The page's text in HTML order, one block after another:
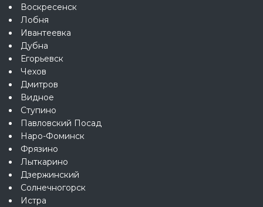
Воскресенск
Лобня
Ивантеевка
Дубна
Егорьевск
Чехов
Дмитров
Видное
Ступино
Павловский Посад
Наро-Фоминск
Фрязино
Лыткарино
Дзержинский
Солнечногорск
Истра